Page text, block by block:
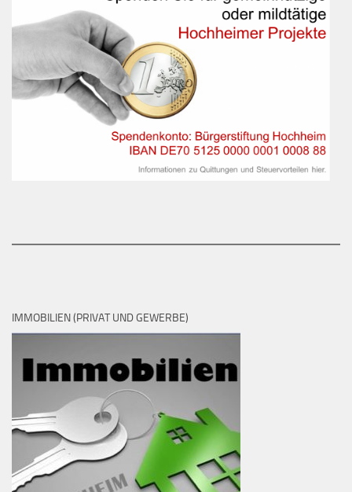
IMMOBILIEN (PRIVAT UND GEWERBE)